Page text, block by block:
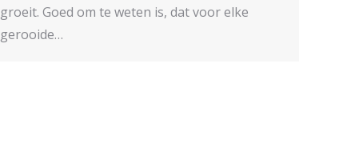
groeit. Goed om te weten is, dat voor elke
gerooide…